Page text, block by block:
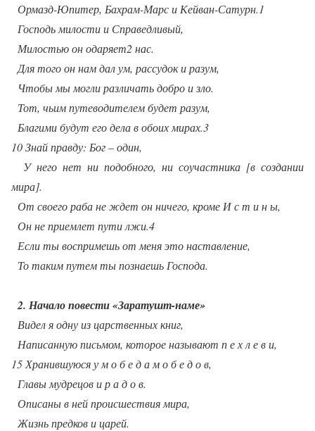
Ормазд-Юпитер, Бахрам-Марс и Кейван-Сатурн.1
Господь милости и Справедливый,
Милостью он одаряет2 нас.
Для того он нам дал ум, рассудок и разум,
Чтобы мы могли различать добро и зло.
Тот, чьим путеводителем будет разум,
Благими будут его дела в обоих мирах.3
10 Знай правду: Бог – один,
У него нет ни подобного, ни соучастника [в создании
мира].
От своего раба не ждет он ничего, кроме И с т и н ы,
Он не приемлет пути лжи.4
Если ты воспримешь от меня это наставление,
То таким путем ты познаешь Господа.
2. Начало повести «Заратушт-наме»
Видел я одну из царственных книг,
Написанную письмом, которое называют п е х л е в и,
15 Хранившуюся у м о б е д а м о б е д о в,
Главы мудрецов и р а д о в.
Описаны в ней происшествия мира,
Жизнь предков и царей.